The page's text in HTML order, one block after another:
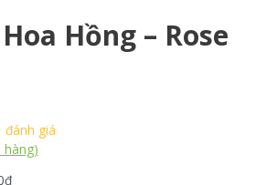
Hồng – Rose
đánh giá
hàng)
₫